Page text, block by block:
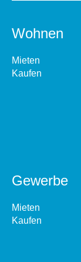
Wohnen
Mieten
Kaufen
Gewerbe
Mieten
Kaufen